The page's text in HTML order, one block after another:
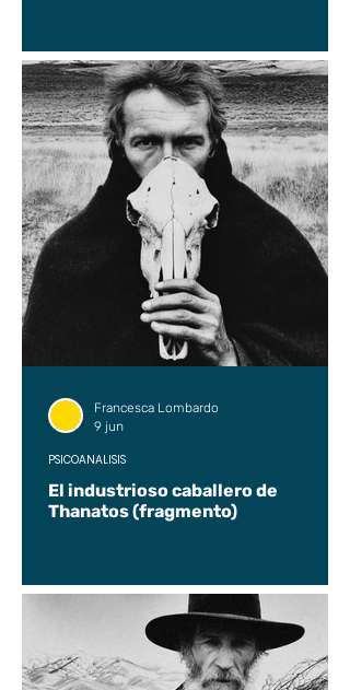
El industrioso caballero de
Thanatos (fragmento)
PSICOANÁLISIS
Francesca Lombardo
9 jun